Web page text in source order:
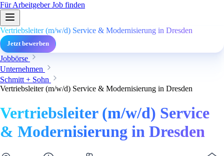
Für ArbeitgeberJob finden
Vertriebsleiter (m/w/d) Service & Modernisierung in Dresden
Jetzt bewerben
Jobbörse
Unternehmen
Schmitt + Sohn
Vertriebsleiter (m/w/d) Service & Modernisierung in Dresden
Vertriebsleiter (m/w/d) Service
& Modernisierung in Dresden